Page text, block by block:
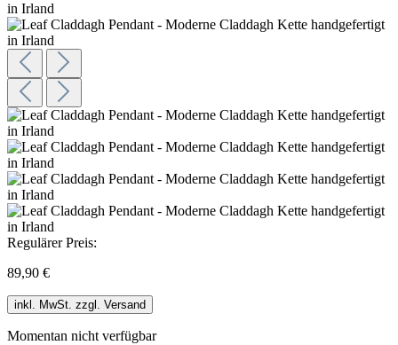
Regulärer Preis:
89,90 €
inkl. MwSt. zzgl. Versand
Momentan nicht verfügbar